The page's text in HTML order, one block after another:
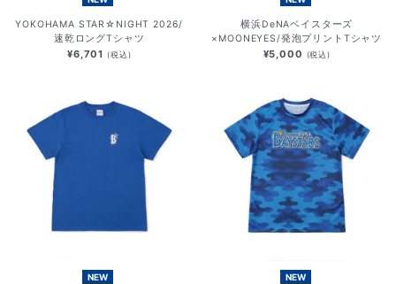
YOKOHAMA STAR☆NIGHT 2026/
速乾ロングTシャツ
¥6,701 (税込)
横浜DeNAベイスターズ
×MOONEYES/発泡プリントTシャツ
¥5,000 (税込)
NEW NEW